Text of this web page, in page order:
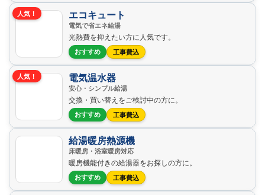
人気！ エコキュート
電気で省エネ給湯
光熱費を抑えたい方に人気です。
おすすめ 工事費込
人気！ 電気温水器
安心・シンプル給湯
交換・買い替えをご検討中の方に。
おすすめ 工事費込
給湯暖房熱源機
床暖房・浴室暖房対応
暖房機能付きの給湯器をお探しの方に。
おすすめ 工事費込